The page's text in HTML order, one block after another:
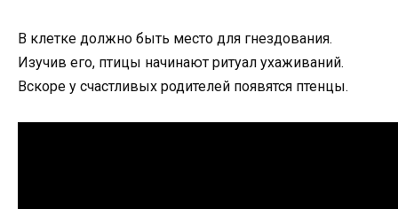
В клетке должно быть место для гнездования.
Изучив его, птицы начинают ритуал ухаживаний.
Вскоре у счастливых родителей появятся птенцы.